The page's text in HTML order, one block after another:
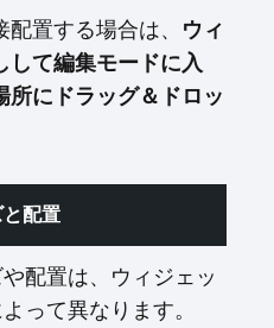
置する場合は、 ウィ
して編集モードに入
所にドラッグ＆ドロッ
配置
配置は、ウィジェッ
って異なります。